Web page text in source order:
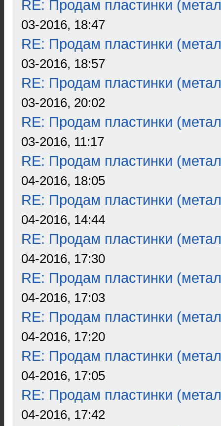
RE: Продам пластинки
03-2016, 18:47
RE: Продам пластинки
03-2016, 18:57
RE: Продам пластинки
03-2016, 20:02
RE: Продам пластинки
03-2016, 11:17
RE: Продам пластинки
04-2016, 18:05
RE: Продам пластинки
04-2016, 14:44
RE: Продам пластинки
04-2016, 17:30
RE: Продам пластинки
04-2016, 17:03
RE: Продам пластинки
04-2016, 17:20
RE: Продам пластинки
04-2016, 17:05
RE: Продам пластинки
04-2016, 17:42